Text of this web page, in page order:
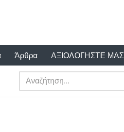
Άρθρα ΑΞΙΟΛΟΓΗΣΤΕ ΜΑΣ